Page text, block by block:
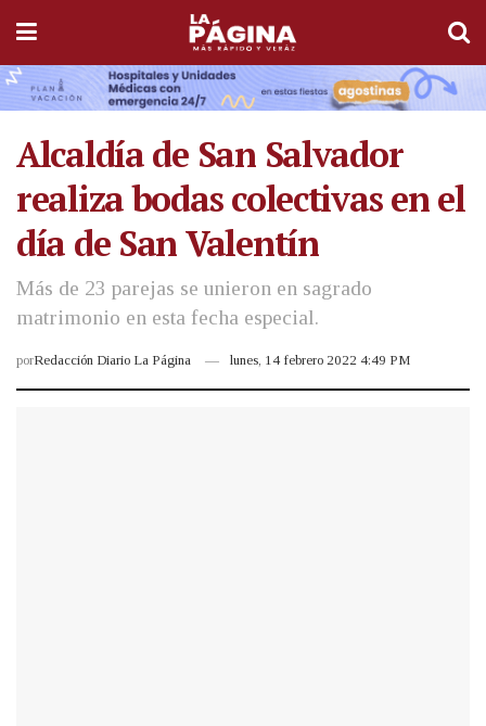
Alcaldía de San Salvador
realiza bodas colectivas en el
día de San Valentín
Más de 23 parejas se unieron en sagrado
matrimonio en esta fecha especial.
porRedacción Diario La Página lunes, 14 febrero 2022 4:49 PM